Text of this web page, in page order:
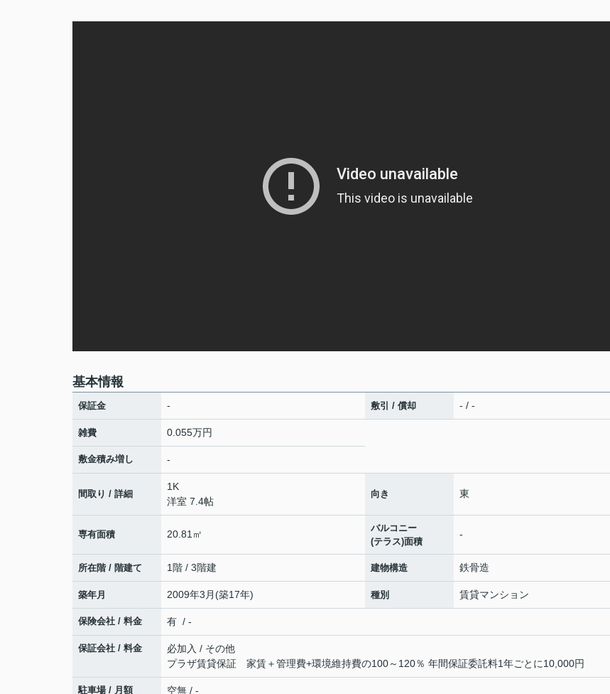
基本情報
保証金 - 敷引 / 償却 - / -
雑費 0.055万円
敷金積み増し -
間取り / 詳細
1K
洋室 7.4帖
向き 東
専有面積 20.81㎡
バルコニー
(テラス)面積
-
所在階 / 階建て 1階 / 3階建 建物構造 鉄骨造
築年月 2009年3月(築17年) 種別 賃貸マンション
保険会社 / 料金 有 / -
保証会社 / 料金
必加入 / その他
プラザ賃貸保証 家賃＋管理費+環境維持費の100～120％ 年間保証委託料1年ごとに10,000円
駐車場 / 月額 空無 / -